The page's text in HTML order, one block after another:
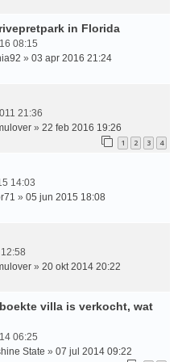
in Florida
08:15
» 03 apr 2016 21:24
21:36
» 22 feb 2016 19:26
1 2 3 4
14:03
» 05 jun 2015 18:08
» 20 okt 2014 20:22
villa is verkocht, wat
06:25
State » 07 jul 2014 09:22